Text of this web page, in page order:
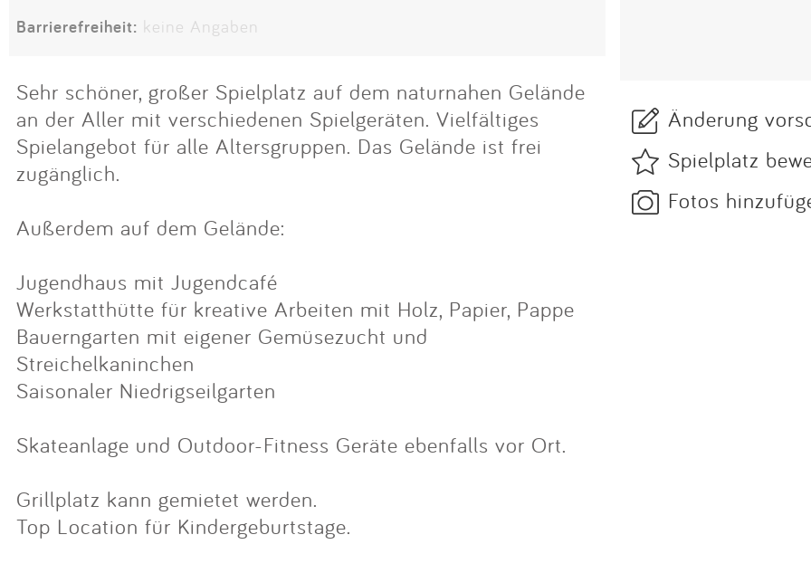
Barrierefreiheit: keine Angaben
Sehr schöner, großer Spielplatz auf dem naturnahen Gelände
an der Aller mit verschiedenen Spielgeräten. Vielfältiges
Spielangebot für alle Altersgruppen. Das Gelände ist frei
zugänglich.
Außerdem auf dem Gelände:
Jugendhaus mit Jugendcafé
Werkstatthütte für kreative Arbeiten mit Holz, Papier, Pappe
Bauerngarten mit eigener Gemüsezucht und
Streichelkaninchen
Saisonaler Niedrigseilgarten
Skateanlage und Outdoor-Fitness Geräte ebenfalls vor Ort.
Grillplatz kann gemietet werden.
Top Location für Kindergeburtstage.
Änderung
Spielplatz
Fotos